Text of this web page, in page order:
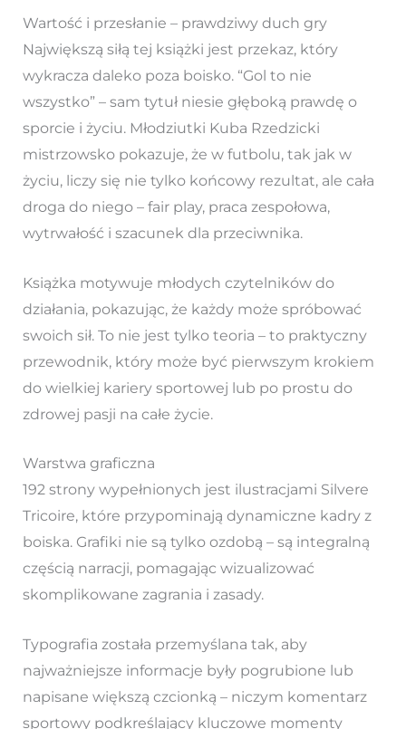
Wartość i przesłanie – prawdziwy duch gry
Największą siłą tej książki jest przekaz, który
wykracza daleko poza boisko. “Gol to nie
wszystko” – sam tytuł niesie głęboką prawdę o
sporcie i życiu. Młodziutki Kuba Rzedzicki
mistrzowsko pokazuje, że w futbolu, tak jak w
życiu, liczy się nie tylko końcowy rezultat, ale cała
droga do niego – fair play, praca zespołowa,
wytrwałość i szacunek dla przeciwnika.
Książka motywuje młodych czytelników do
działania, pokazując, że każdy może spróbować
swoich sił. To nie jest tylko teoria – to praktyczny
przewodnik, który może być pierwszym krokiem
do wielkiej kariery sportowej lub po prostu do
zdrowej pasji na całe życie.
Warstwa graficzna
192 strony wypełnionych jest ilustracjami Silvere
Tricoire, które przypominają dynamiczne kadry z
boiska. Grafiki nie są tylko ozdobą – są integralną
częścią narracji, pomagając wizualizować
skomplikowane zagrania i zasady.
Typografia została przemyślana tak, aby
najważniejsze informacje były pogrubione lub
napisane większą czcionką – niczym komentarz
sportowy podkreślający kluczowe momenty